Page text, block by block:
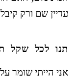
עדיין שם ורק
תנו לכל שקל
אני הייתי שומר